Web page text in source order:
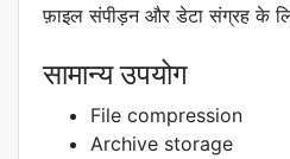
फ़ाइल संपीड़न और डेटा संग्रह के
सामान्य उपयोग
File compression
Archive storage